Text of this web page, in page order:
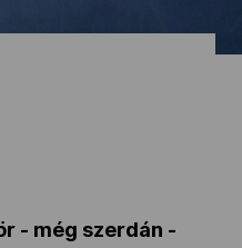
- még szerdán -